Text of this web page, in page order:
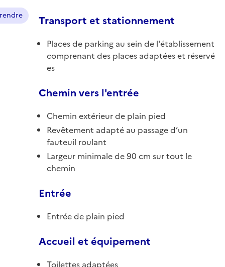
Transport et stationnement
Places de parking au sein de l'établissement
comprenant des places adaptées et réservé
es
Chemin vers l'entrée
Chemin extérieur de plain pied
Revêtement adapté au passage d’un
fauteuil roulant
Largeur minimale de 90 cm sur tout le
chemin
Entrée
Entrée de plain pied
Accueil et équipement
Toilettes adaptées